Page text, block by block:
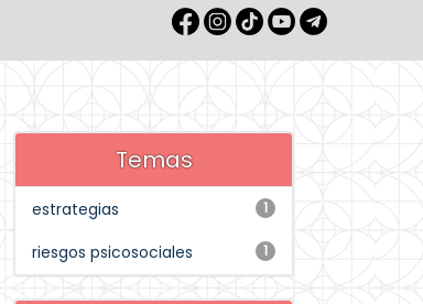
Temas
1
estrategias
1
riesgos psicosociales